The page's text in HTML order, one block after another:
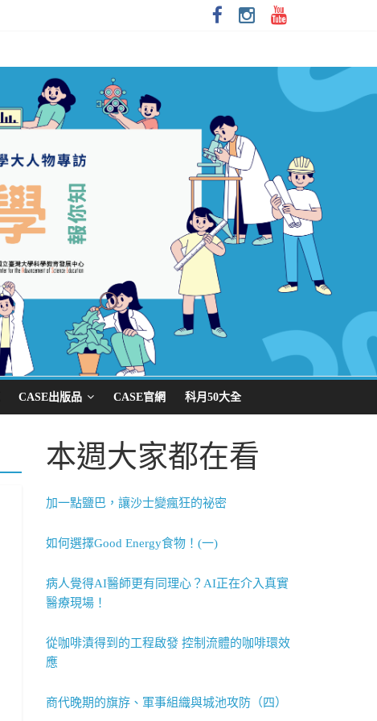
CASE出版品 CASE官網 科月50大全
本週大家都在看
加一點鹽巴，讓沙士變瘋狂的祕密
如何選擇Good Energy食物！(一)
病人覺得AI醫師更有同理心？AI正在介入真實
醫療現場！
從咖啡漬得到的工程啟發 控制流體的咖啡環效
應
商代晚期的旗斿、軍事組織與城池攻防（四）